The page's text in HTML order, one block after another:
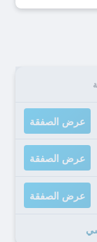
عرض الصفقة
عرض الصفقة
عرض الصفقة